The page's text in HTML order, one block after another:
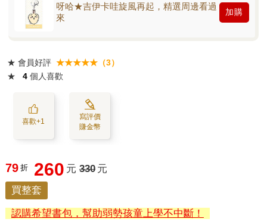
呀哈★吉伊卡哇旋風再起，精選周邊看過
來
加購
★ 會員好評 ★★★★★（3）
★
4 個人喜歡
喜歡+1
寫評價
賺金幣
79 折 260 元 330 元
買整套
認購希望書包，幫助弱勢孩童上學不中斷！